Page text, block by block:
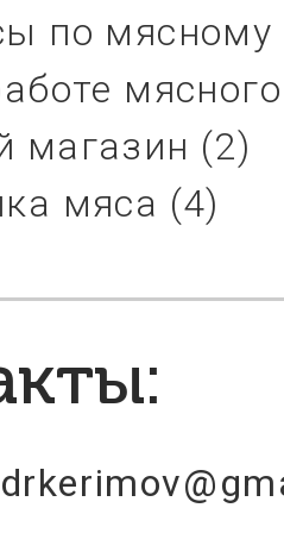
по мясному
магазин (2)
мяса (4)